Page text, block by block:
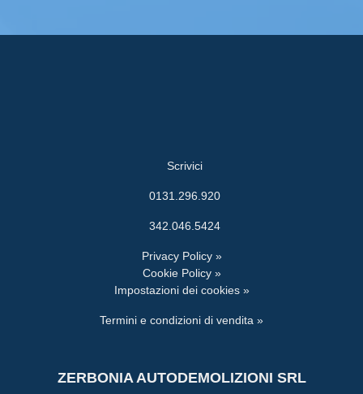
Scrivici
0131.296.920
342.046.5424
Privacy Policy »
Cookie Policy »
Impostazioni dei cookies »
Termini e condizioni di vendita »
ZERBONIA AUTODEMOLIZIONI SRL